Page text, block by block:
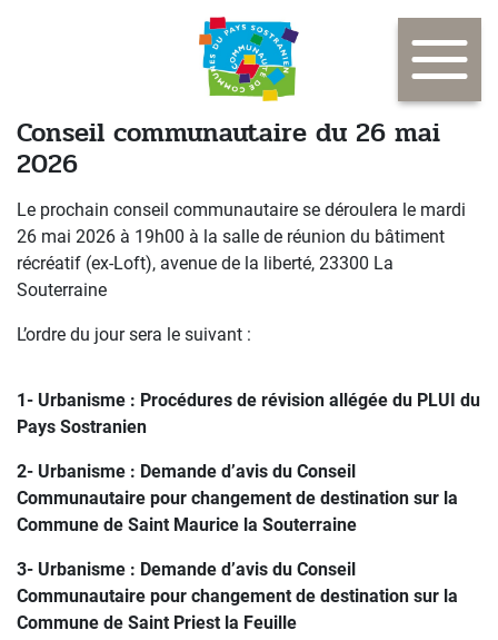
Conseil communautaire du 26 mai
2026
Le prochain conseil communautaire se déroulera le mardi
26 mai 2026 à 19h00 à la salle de réunion du bâtiment
récréatif (ex-Loft), avenue de la liberté, 23300 La
Souterraine
L’ordre du jour sera le suivant :
1- Urbanisme : Procédures de révision allégée du PLUI du
Pays Sostranien
2- Urbanisme : Demande d’avis du Conseil
Communautaire pour changement de destination sur la
Commune de Saint Maurice la Souterraine
3- Urbanisme : Demande d’avis du Conseil
Communautaire pour changement de destination sur la
Commune de Saint Priest la Feuille